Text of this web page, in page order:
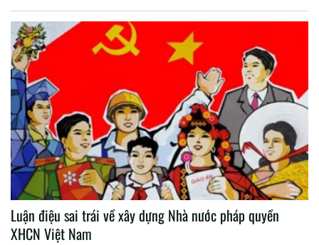
thẳng vào sự thật, nói rõ sự thật, đánh giá giá đúng sự thật,
gắn chặt phòng với chủ động tiến công để xây dựng Đảng
trong sạch vững mạnh.
Luận điệu sai trái về xây dựng Nhà nước pháp quyền
XHCN Việt Nam